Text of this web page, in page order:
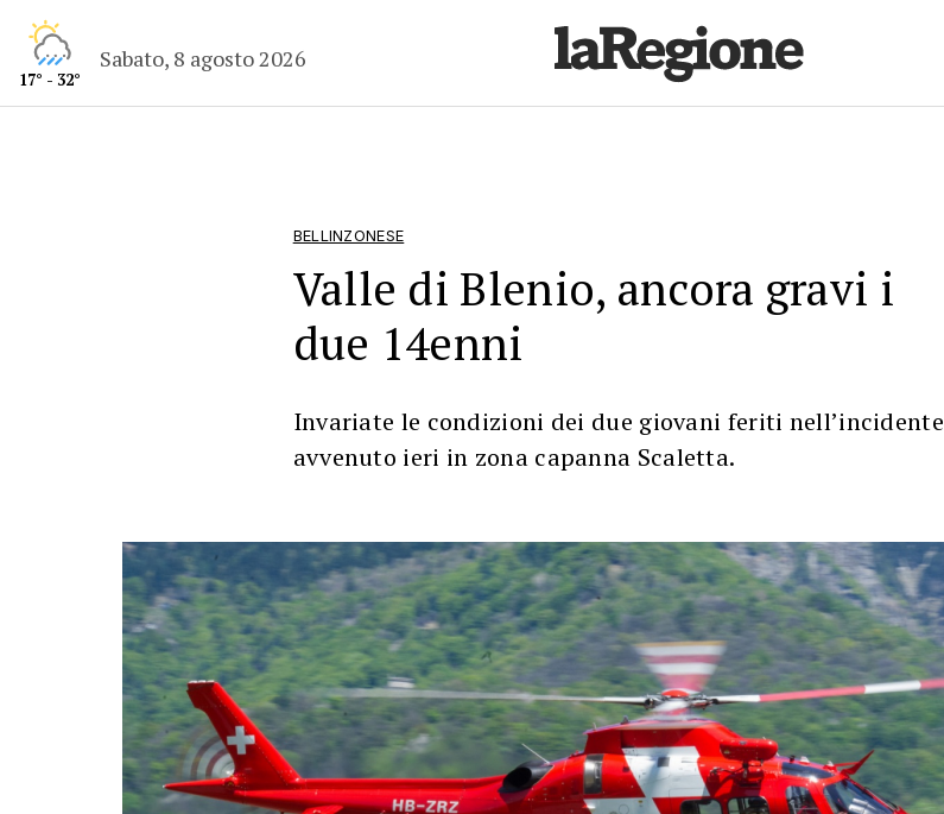
17° - 32°
Sabato, 8 agosto 2026
BELLINZONESE
Valle di Blenio, ancora gravi i
due 14enni
Invariate le condizioni dei due giovani feriti nell’incidente
avvenuto ieri in zona capanna Scaletta.